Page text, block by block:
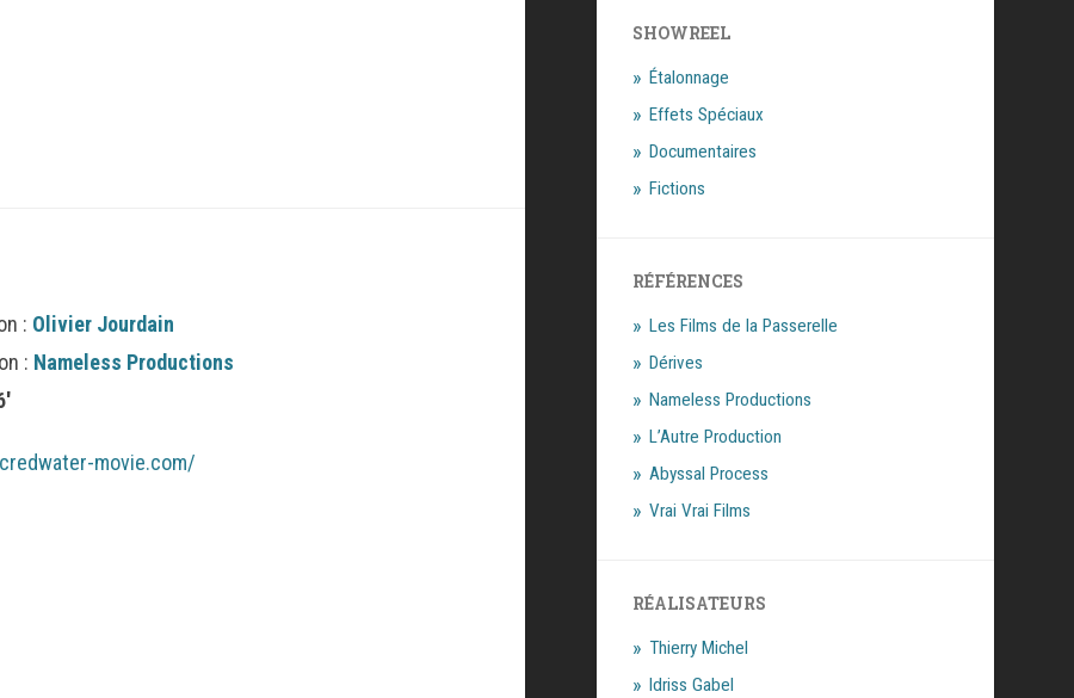
: Olivier Jourdain
: Nameless Productions
movie.com/
SHOWREEL
Étalonnage
Effets Spéciaux
Documentaires
Fictions
RÉFÉRENCES
Les Films de la Passerelle
Dérives
Nameless Productions
L’Autre Production
Abyssal Process
Vrai Vrai Films
RÉALISATEURS
Thierry Michel
Idriss Gabel